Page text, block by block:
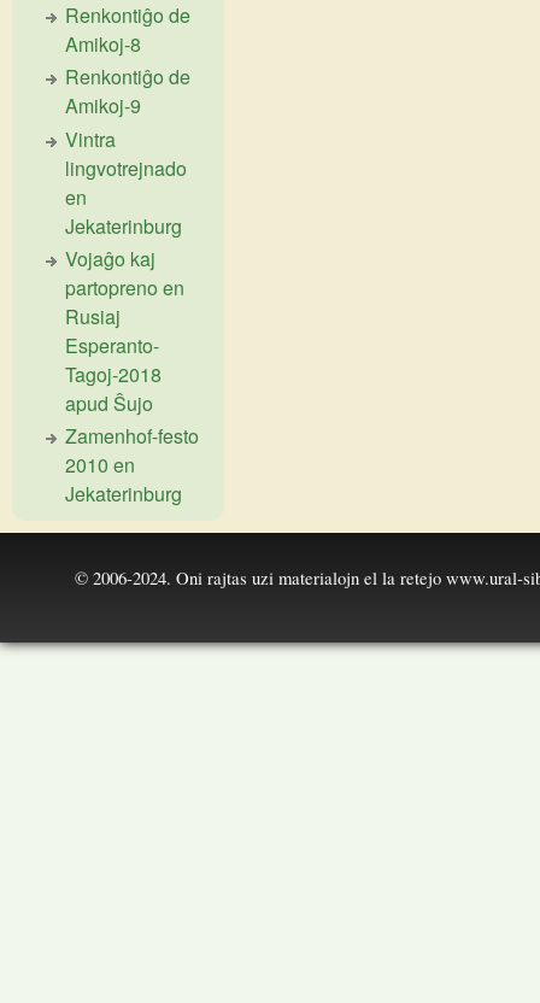
Renkontiĝo de
Amikoj-8
Renkontiĝo de
Amikoj-9
Vintra
lingvotrejnado
en
Jekaterinburg
Vojaĝo kaj
partopreno en
Rusiaj
Esperanto-
Tagoj-2018
apud Ŝujo
Zamenhof-festo
2010 en
Jekaterinburg
© 2006-2024. Oni rajtas uzi materialojn el la retejo www.ural-